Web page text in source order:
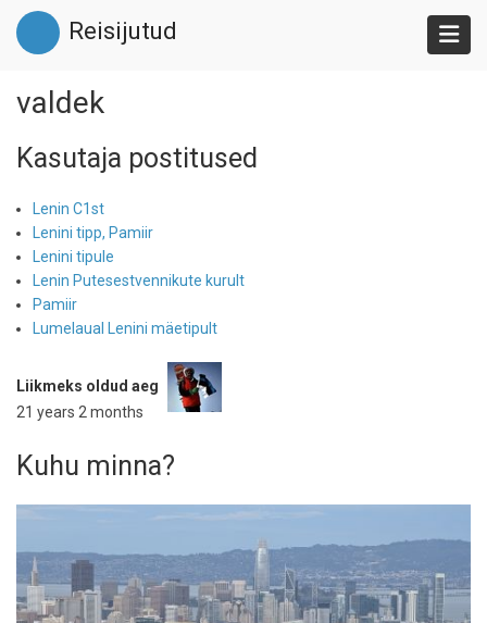
Liigu
edasi
põhisisu
Reisijutud
valdek
Kasutaja postitused
Lenin C1st
Lenini tipp, Pamiir
Lenini tipule
Lenin Putesestvennikute kurult
Pamiir
Lumelaual Lenini mäetipult
Liikmeks oldud aeg
21 years 2 months
Kuhu minna?